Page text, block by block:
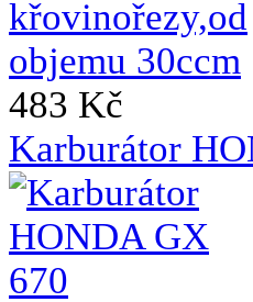
483 Kč
Karburátor